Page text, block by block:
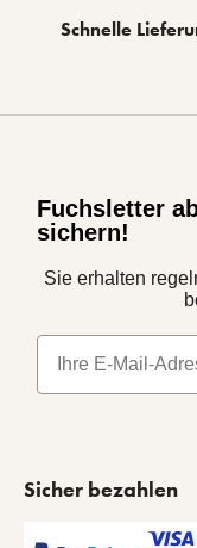
Schnelle
Fuchsletter
sichern!
Sie erhalten
E-Mail
Sicher bezahlen